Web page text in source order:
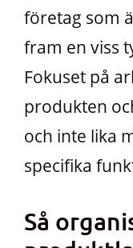
företag som
fram en viss
Fokuset på
produkten
och inte lika
specifika
Så